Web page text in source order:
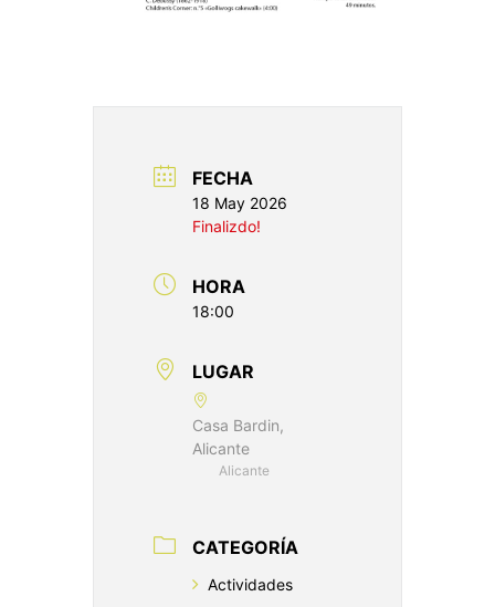
FECHA
18 May 2026
Finalizdo!
HORA
18:00
LUGAR
Casa Bardin,
Alicante
Alicante
CATEGORÍA
Actividades